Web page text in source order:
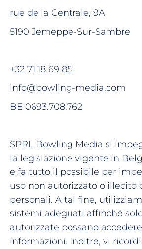
rue de la Centrale, 9A
5190 Jemeppe-Sur-Sambre
+32 71 18 69 85
info@bowling-media.com
BE 0693.708.762
SPRL Bowling Media si
la legislazione vigente in
e fa tutto il possibile per
uso non autorizzato o illecito
personali. A tal fine,
sistemi adeguati affinché
autorizzate possano
informazioni. Inoltre, vi